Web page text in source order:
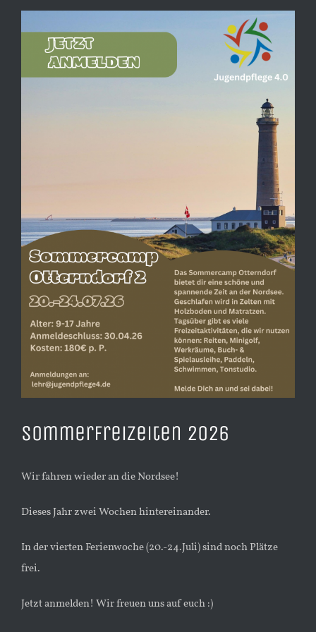
Larger
Image
Sommerfreizeiten 2026
Wir fahren wieder an die Nordsee!
Dieses Jahr zwei Wochen hintereinander.
In der vierten Ferienwoche (20.-24.Juli) sind noch Plätze
frei.
Jetzt anmelden! Wir freuen uns auf euch :)